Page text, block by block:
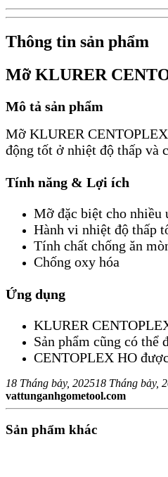
Thông tin sản phẩm
Mỡ KLURER
Mô tả sản phẩm
Mỡ KLURER
động tốt ở nhiệt độ thấp và
Tính năng & Lợi ích
Mỡ đặc biệt cho nhiều
Hành vi nhiệt độ thấp
Tính chất chống ăn
Chống oxy hóa
Ứng dụng
KLURER
Sản phẩm cũng có thể
CENTOPLEX HO
18 Tháng bảy, 202518 Tháng bảy,
vattunganhgometool.com
Sản phẩm khác